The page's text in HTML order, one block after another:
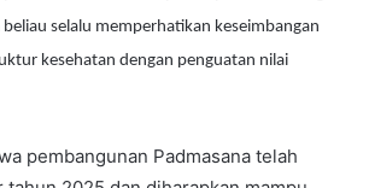
selalu memperhatikan keseimbangan
kesehatan dengan penguatan nilai
pembangunan Padmasana telah